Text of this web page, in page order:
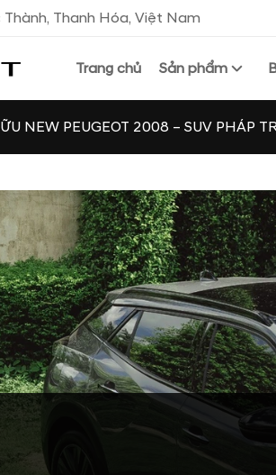
Thanh Hóa, Việt Nam
Trang chủ Sản phẩm
NEW PEUGEOT 2008 – SUV PHÁP